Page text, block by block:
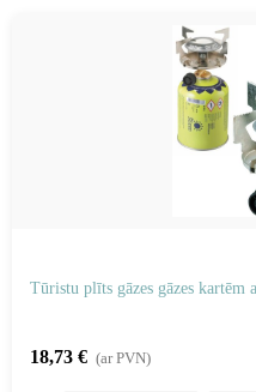
Tūristu plīts gāzes gāzes
18,73 € (ar PVN)